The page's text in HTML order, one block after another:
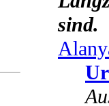
sind.